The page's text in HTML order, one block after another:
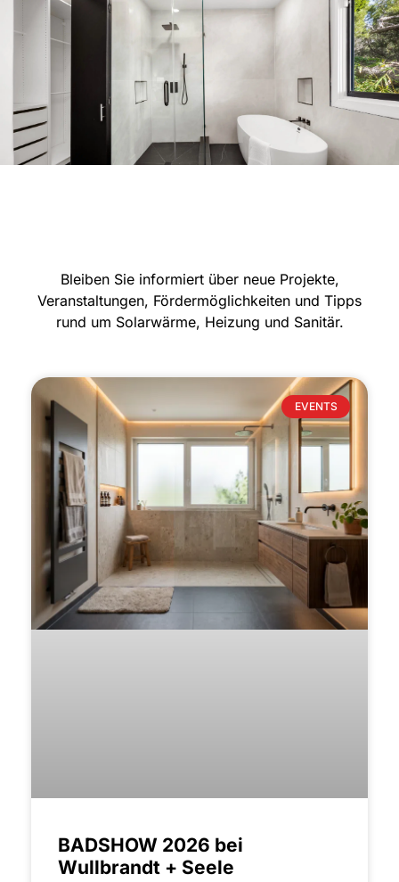
Bleiben Sie informiert über neue Projekte,
Veranstaltungen, Fördermöglichkeiten und Tipps
rund um Solarwärme, Heizung und Sanitär.
EVENTS
BADSHOW 2026 bei
Wullbrandt + Seele